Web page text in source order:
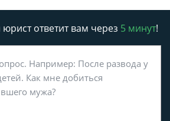
ответит вам через 5 минут!